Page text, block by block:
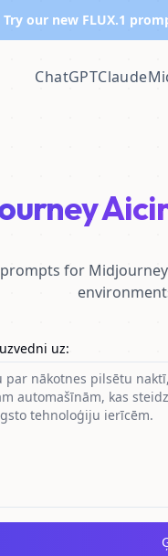
our new FLUX.1
ChatGPTClaude
for
uz: